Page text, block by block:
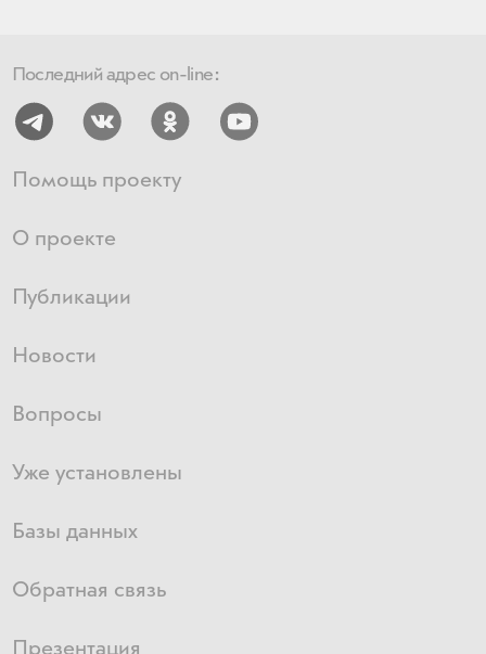
Последний адрес on-line:
Помощь проекту
О проекте
Публикации
Новости
Вопросы
Уже установлены
Базы данных
Обратная связь